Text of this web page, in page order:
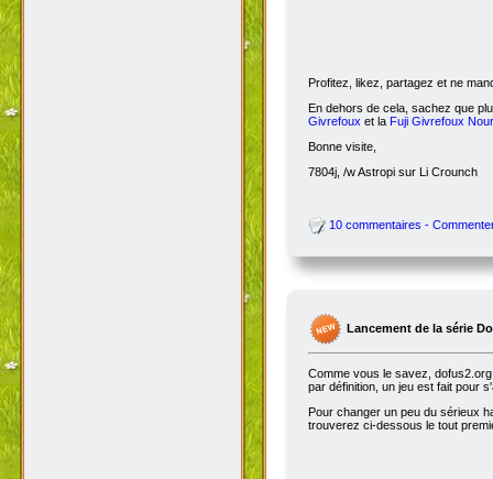
Profitez, likez, partagez et ne
En dehors de cela, sachez que
Givrefoux et la Fuji Givrefoux
Bonne visite,
7804j, /w Astropi sur Li Crounch
10 commentaires -
Lancement de la série
Comme vous le savez,
par définition, un jeu est fait pour
Pour changer un peu du sérieux
trouverez ci-dessous le tout